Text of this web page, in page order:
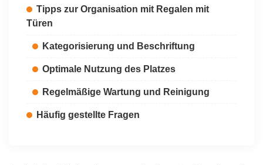
Tipps zur Organisation mit Regalen mit
Türen
Kategorisierung und Beschriftung
Optimale Nutzung des Platzes
Regelmäßige Wartung und Reinigung
Häufig gestellte Fragen